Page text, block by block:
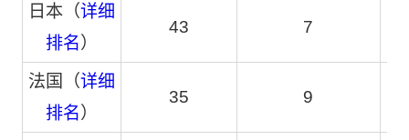
日本（详细
排名）
43 7
法国（详细
排名）
35 9